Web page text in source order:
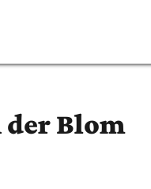
der Blom